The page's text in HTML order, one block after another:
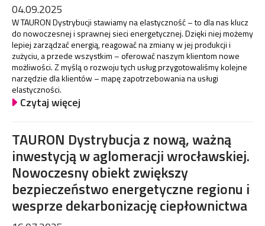
04.09.2025
W TAURON Dystrybucji stawiamy na elastyczność – to dla nas klucz
do nowoczesnej i sprawnej sieci energetycznej. Dzięki niej możemy
lepiej zarządzać energią, reagować na zmiany w jej produkcji i
zużyciu, a przede wszystkim – oferować naszym klientom nowe
możliwości. Z myślą o rozwoju tych usług przygotowaliśmy kolejne
narzędzie dla klientów – mapę zapotrzebowania na usługi
elastyczności.
Czytaj więcej
TAURON Dystrybucja z nową, ważną
inwestycją w aglomeracji wrocławskiej.
Nowoczesny obiekt zwiększy
bezpieczeństwo energetyczne regionu i
wesprze dekarbonizację ciepłownictwa